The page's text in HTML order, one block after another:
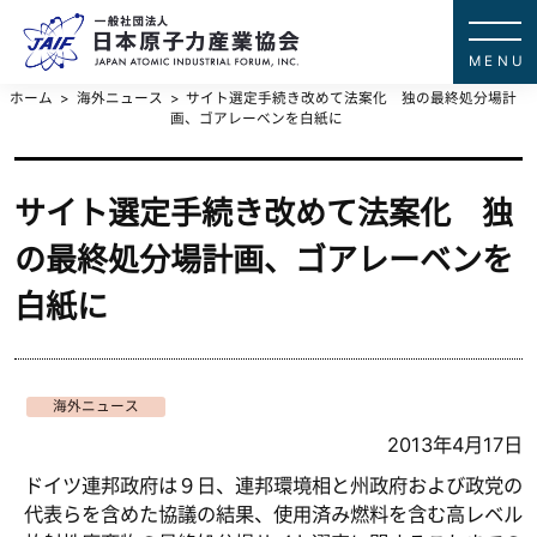
ホーム 海外ニュース
サイト選定手続き改めて法案化 独の最終処分場計
画、ゴアレーベンを白紙に
サイト選定手続き改めて法案化 独
の最終処分場計画、ゴアレーベンを
白紙に
海外ニュース
2013年4月17日
ドイツ連邦政府は９日、連邦環境相と州政府および政党の
代表らを含めた協議の結果、使用済み燃料を含む高レベル